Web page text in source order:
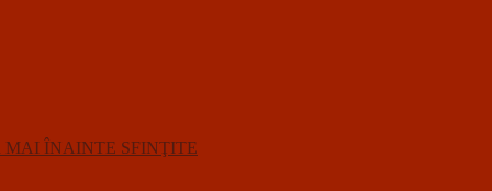
MAI ÎNAINTE SFINŢITE